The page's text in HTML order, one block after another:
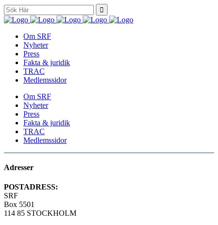
Search
for:
Om SRF
Nyheter
Press
Fakta & juridik
TRAC
Medlemssidor
Om SRF
Nyheter
Press
Fakta & juridik
TRAC
Medlemssidor
Adresser
POSTADRESS:
SRF
Box 5501
114 85 STOCKHOLM